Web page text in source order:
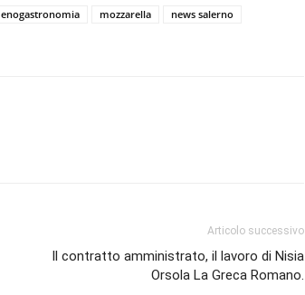
enogastronomia mozzarella
news salerno
Articolo successivo
Il contratto amministrato, il lavoro di Nisia
Orsola La Greca Romano.